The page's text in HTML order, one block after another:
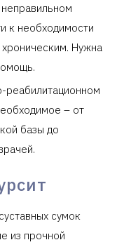
к необходимости
хроническим. Нужна
реабилитационном
– от
базы до
сумок
из прочной